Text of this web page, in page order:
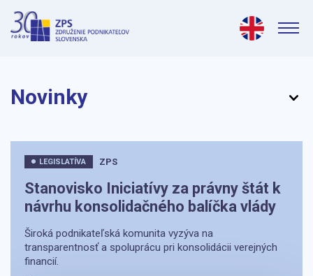
Novinky
LEGISLATÍVA ZPS
Stanovisko Iniciatívy za právny štát k
návrhu konsolidačného balíčka vlády
Široká podnikateľská komunita vyzýva na
transparentnosť a spoluprácu pri konsolidácii verejných
financií.